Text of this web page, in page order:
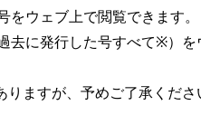
をウェブ上で閲覧できます。
去に発行した号すべて※）を
りますが、予めご了承くださ